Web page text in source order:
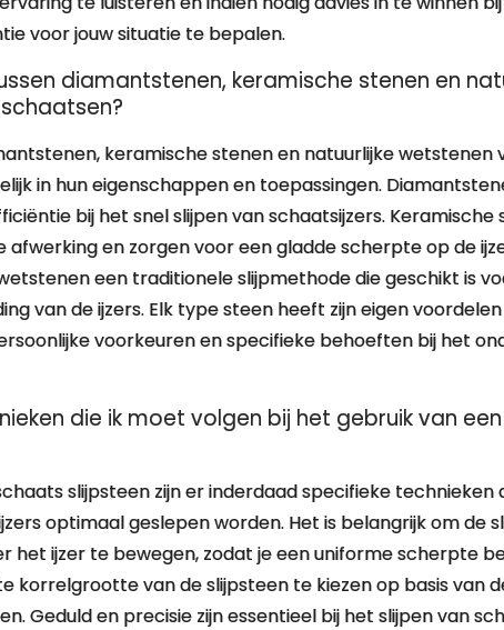
voor jouw situatie te bepalen.
diamantstenen, keramische stenen en
keramische stenen en natuurlijke wetstenen
in hun eigenschappen en toepassingen.
bij het snel slijpen van schaatsijzers.
en zorgen voor een gladde scherpte op de
een traditionele slijpmethode die geschikt is
van de ijzers. Elk type steen heeft zijn eigen
voorkeuren en specifieke behoeften bij het
die ik moet volgen bij het gebruik van
slijpsteen zijn er inderdaad specifieke technieken
optimaal geslepen worden. Het is belangrijk om de
het ijzer te bewegen, zodat je een uniforme scherpte
korrelgrootte van de slijpsteen te kiezen op basis van
Geduld en precisie zijn essentieel bij het slijpen van